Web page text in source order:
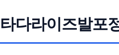
타다라이즈발포